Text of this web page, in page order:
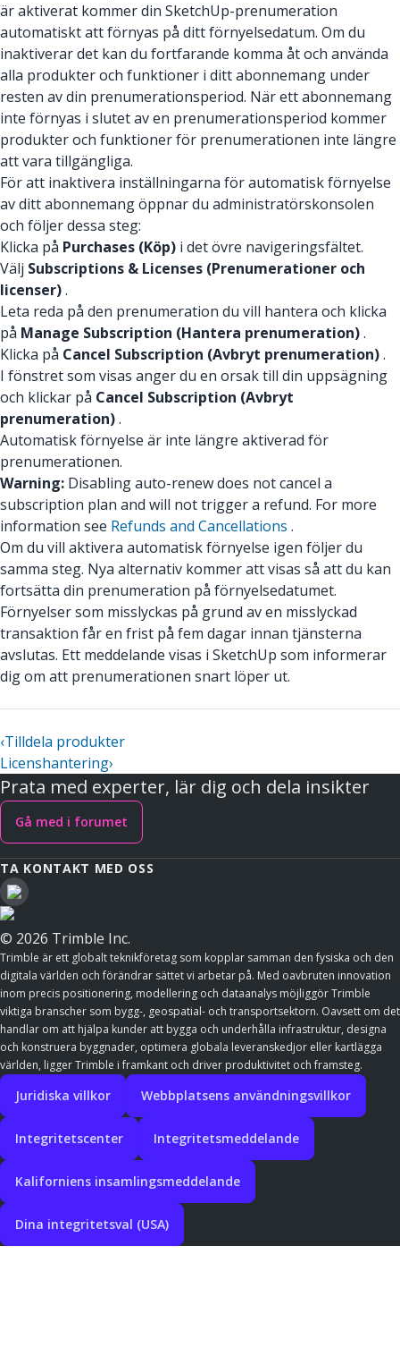
är aktiverat kommer din SketchUp-prenumeration
automatiskt att förnyas på ditt förnyelsedatum. Om du
inaktiverar det kan du fortfarande komma åt och använda
alla produkter och funktioner i ditt abonnemang under
resten av din prenumerationsperiod. När ett abonnemang
inte förnyas i slutet av en prenumerationsperiod kommer
produkter och funktioner för prenumerationen inte längre
att vara tillgängliga.
För att inaktivera inställningarna för automatisk förnyelse
av ditt abonnemang öppnar du administratörskonsolen
och följer dessa steg:
Klicka på Purchases (Köp) i det övre navigeringsfältet.
Välj Subscriptions & Licenses (Prenumerationer och
licenser).
Leta reda på den prenumeration du vill hantera och klicka
på Manage Subscription (Hantera prenumeration).
Klicka på Cancel Subscription (Avbryt prenumeration).
I fönstret som visas anger du en orsak till din uppsägning
och klickar på Cancel Subscription (Avbryt
prenumeration).
Automatisk förnyelse är inte längre aktiverad för
prenumerationen.
Warning: Disabling auto-renew does not cancel a
subscription plan and will not trigger a refund. For more
information see Refunds and Cancellations .
Om du vill aktivera automatisk förnyelse igen följer du
samma steg. Nya alternativ kommer att visas så att du kan
fortsätta din prenumeration på förnyelsedatumet.
Förnyelser som misslyckas på grund av en misslyckad
transaktion får en frist på fem dagar innan tjänsterna
avslutas. Ett meddelande visas i SketchUp som informerar
dig om att prenumerationen snart löper ut.
‹Tilldela produkter
Licenshantering›
Prata med experter, lär dig och dela insikter
Gå med i forumet
TA KONTAKT MED OSS
© 2026 Trimble Inc.
Trimble är ett globalt teknikföretag som kopplar samman den fysiska och den
digitala världen och förändrar sättet vi arbetar på. Med oavbruten innovation
inom precis positionering, modellering och dataanalys möjliggör Trimble
viktiga branscher som bygg-, geospatial- och transportsektorn. Oavsett om det
handlar om att hjälpa kunder att bygga och underhålla infrastruktur, designa
och konstruera byggnader, optimera globala leveranskedjor eller kartlägga
världen, ligger Trimble i framkant och driver produktivitet och framsteg.
Juridiska villkor Webbplatsens användningsvillkor
Integritetscenter Integritetsmeddelande
Kaliforniens insamlingsmeddelande
Dina integritetsval (USA)